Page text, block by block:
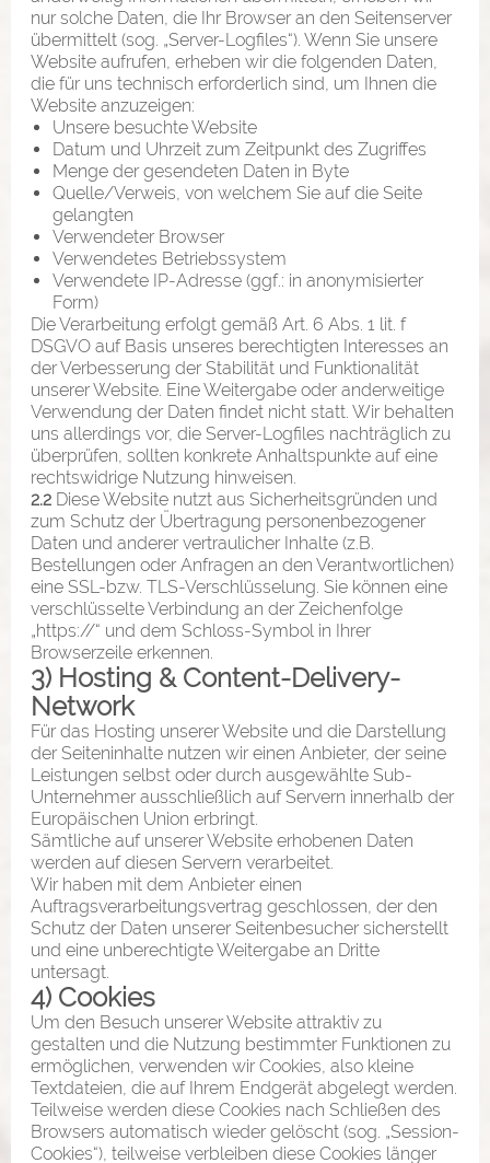
nur solche Daten, die Ihr Browser an den Seitenserver
übermittelt (sog. „Server-Logfiles“). Wenn Sie unsere
Website aufrufen, erheben wir die folgenden Daten,
die für uns technisch erforderlich sind, um Ihnen die
Website anzuzeigen:
Unsere besuchte Website
Datum und Uhrzeit zum Zeitpunkt des Zugriffes
Menge der gesendeten Daten in Byte
Quelle/Verweis, von welchem Sie auf die Seite
gelangten
Verwendeter Browser
Verwendetes Betriebssystem
Verwendete IP-Adresse (ggf.: in anonymisierter
Form)
Die Verarbeitung erfolgt gemäß Art. 6 Abs. 1 lit. f
DSGVO auf Basis unseres berechtigten Interesses an
der Verbesserung der Stabilität und Funktionalität
unserer Website. Eine Weitergabe oder anderweitige
Verwendung der Daten findet nicht statt. Wir behalten
uns allerdings vor, die Server-Logfiles nachträglich zu
überprüfen, sollten konkrete Anhaltspunkte auf eine
rechtswidrige Nutzung hinweisen.
2.2 Diese Website nutzt aus Sicherheitsgründen und
zum Schutz der Übertragung personenbezogener
Daten und anderer vertraulicher Inhalte (z.B.
Bestellungen oder Anfragen an den Verantwortlichen)
eine SSL-bzw. TLS-Verschlüsselung. Sie können eine
verschlüsselte Verbindung an der Zeichenfolge
„https://“ und dem Schloss-Symbol in Ihrer
Browserzeile erkennen.
3) Hosting & Content-Delivery-
Network
Für das Hosting unserer Website und die Darstellung
der Seiteninhalte nutzen wir einen Anbieter, der seine
Leistungen selbst oder durch ausgewählte Sub-
Unternehmer ausschließlich auf Servern innerhalb der
Europäischen Union erbringt.
Sämtliche auf unserer Website erhobenen Daten
werden auf diesen Servern verarbeitet.
Wir haben mit dem Anbieter einen
Auftragsverarbeitungsvertrag geschlossen, der den
Schutz der Daten unserer Seitenbesucher sicherstellt
und eine unberechtigte Weitergabe an Dritte
untersagt.
4) Cookies
Um den Besuch unserer Website attraktiv zu
gestalten und die Nutzung bestimmter Funktionen zu
ermöglichen, verwenden wir Cookies, also kleine
Textdateien, die auf Ihrem Endgerät abgelegt werden.
Teilweise werden diese Cookies nach Schließen des
Browsers automatisch wieder gelöscht (sog. „Session-
Cookies“), teilweise verbleiben diese Cookies länger